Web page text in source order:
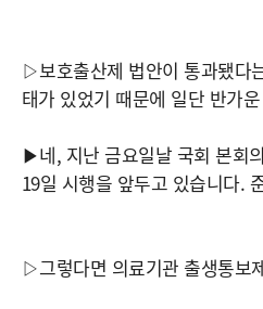
▷보호출산제 법안이 통과됐다
태가 있었기 때문에 일단 반가
▶네, 지난 금요일날 국회 본회
19일 시행을 앞두고 있습니다.
▷그렇다면 의료기관 출생통보